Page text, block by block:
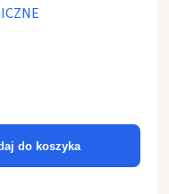
do koszyka